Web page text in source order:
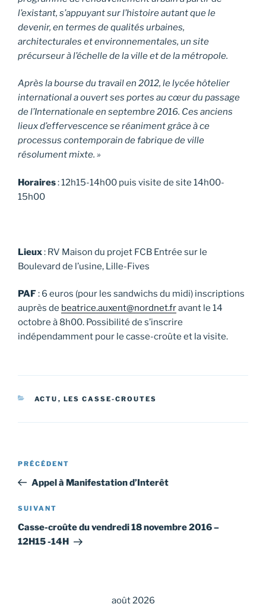
l’existant, s’appuyant sur l’histoire autant que le
devenir, en termes de qualités urbaines,
architecturales et environnementales, un site
précurseur à l’échelle de la ville et de la métropole.
Après la bourse du travail en 2012, le lycée hôtelier
international a ouvert ses portes au cœur du passage
de l’Internationale en septembre 2016. Ces anciens
lieux d’effervescence se réaniment grâce à ce
processus contemporain de fabrique de ville
résolument mixte. »
Horaires:12h15-14h00 puis visite de site 14h00-
15h00
Lieux: RV Maison du projet FCB Entrée sur le
Boulevard de l’usine, Lille-Fives
PAF: 6 euros (pour les sandwichs du midi) inscriptions
auprès de beatrice.auxent@nordnet.fravant le 14
octobre à 8h00. Possibilité de s’inscrire
indépendamment pour le casse-croûte et la visite.
CATÉGORIES
ACTU , LES CASSE-CROUTES
Navigation
l’article
Article
précédent
PRÉCÉDENT
Appel à Manifestation d’Interêt
Article
suivant
SUIVANT
Casse-croûte du vendredi 18 novembre 2016 –
12H15 -14H
août 2026